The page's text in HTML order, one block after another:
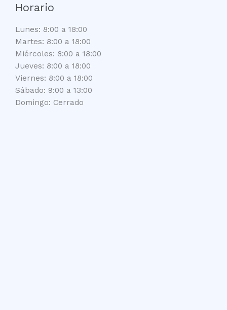
Horario
Lunes: 8:00 a 18:00
Martes: 8:00 a 18:00
Miércoles: 8:00 a 18:00
Jueves: 8:00 a 18:00
Viernes: 8:00 a 18:00
Sábado: 9:00 a 13:00
Domingo: Cerrado